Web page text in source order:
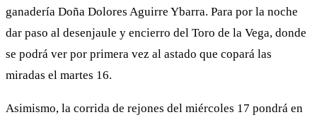
ganadería Doña Dolores Aguirre Ybarra. Para por la noche
dar paso al desenjaule y encierro del Toro de la Vega, donde
se podrá ver por primera vez al astado que copará las
miradas el martes 16.
Asimismo, la corrida de rejones del miércoles 17 pondrá en